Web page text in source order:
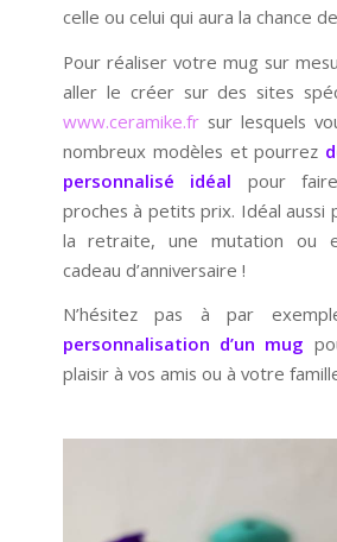
celle ou celui qui aura la chance
Pour réaliser votre mug sur
aller le créer sur des sites
www.ceramike.frsur lesquels
nombreux modèles et pourrez
personnalisé idéal pour
proches à petits prix. Idéal aussi
la retraite, une mutation ou
cadeau d’anniversaire !
N’hésitez pas à par
personnalisation d’un mug
plaisir à vos amis ou à votre